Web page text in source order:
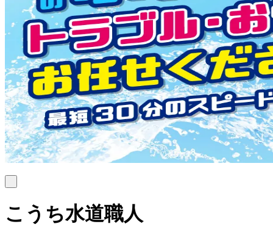
こうち水道職人